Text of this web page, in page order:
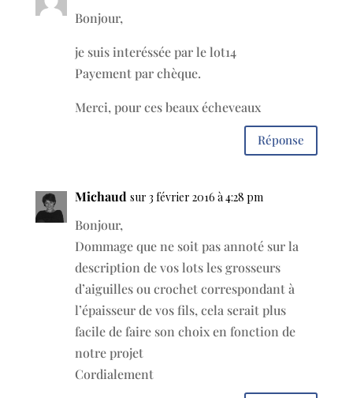
Bonjour,
je suis interéssée par le lot14
Payement par chèque.
Merci, pour ces beaux écheveaux
Réponse
Michaud sur 3 février 2016 à 4:28 pm
Bonjour,
Dommage que ne soit pas annoté sur la
description de vos lots les grosseurs
d’aiguilles ou crochet correspondant à
l’épaisseur de vos fils, cela serait plus
facile de faire son choix en fonction de
notre projet
Cordialement